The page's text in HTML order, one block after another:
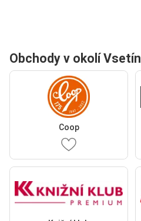
Obchody v okolí Vsetín
Coop